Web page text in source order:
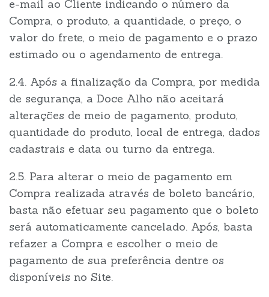
e-mail ao Cliente indicando o número da
Compra, o produto, a quantidade, o preço, o
valor do frete, o meio de pagamento e o prazo
estimado ou o agendamento de entrega.
2.4. Após a finalização da Compra, por medida
de segurança, a Doce Alho não aceitará
alterações de meio de pagamento, produto,
quantidade do produto, local de entrega, dados
cadastrais e data ou turno da entrega.
2.5. Para alterar o meio de pagamento em
Compra realizada através de boleto bancário,
basta não efetuar seu pagamento que o boleto
será automaticamente cancelado. Após, basta
refazer a Compra e escolher o meio de
pagamento de sua preferência dentre os
disponíveis no Site.